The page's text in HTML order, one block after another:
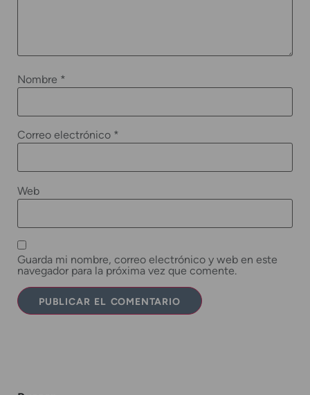
Nombre *
Correo electrónico *
Web
Guarda mi nombre, correo electrónico y web en este
navegador para la próxima vez que comente.